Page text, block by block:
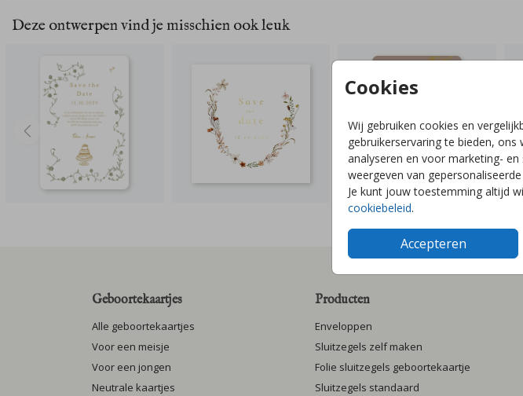
Cookies
Wij gebruiken cookies en
gebruikerservaring te bieden,
analyseren en voor marketing-
weergeven van
Je kunt jouw toestemming altijd
cookiebeleid.
Accepteren
Deze ontwerpen vind je misschien ook leuk
Geboortekaartjes
Alle geboortekaartjes
Voor een meisje
Voor een jongen
Neutrale kaartjes
Producten
Enveloppen
Sluitzegels zelf maken
Folie sluitzegels geboortekaartje
Sluitzegels standaard